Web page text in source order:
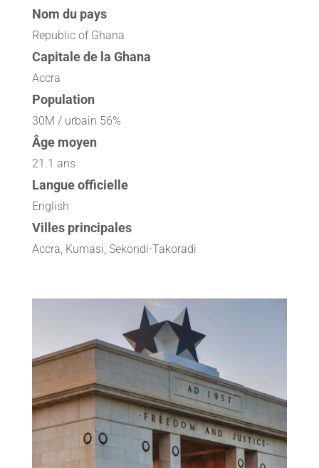
Nom du pays
Republic of Ghana
Capitale de la Ghana
Accra
Population
30M / urbain 56%
Âge moyen
21.1 ans
Langue officielle
English
Villes principales
Accra, Kumasi, Sekondi-Takoradi